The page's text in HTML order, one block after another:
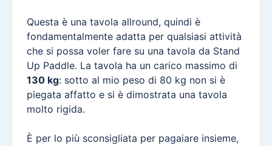
Questa è una tavola allround, quindi è
fondamentalmente adatta per qualsiasi attività
che si possa voler fare su una tavola da Stand
Up Paddle. La tavola ha un carico massimo di
130 kg: sotto al mio peso di 80 kg non si è
piegata affatto e si è dimostrata una tavola
molto rigida.
È per lo più sconsigliata per pagaiare insieme,